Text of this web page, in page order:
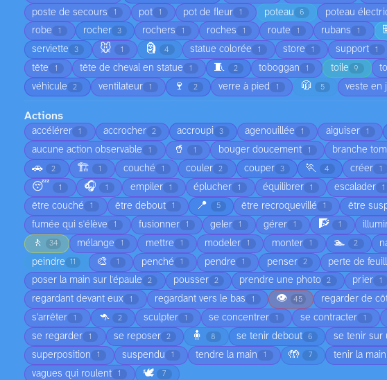
poste de secours 1 pot 1 pot de fleur 1 poteau 6 poteau
robe 1 rocher 3 rochers 1 roches 1 route 1 rubans 1
serviette 3 🐭 1 🗿 4 statue colorée 1 store 1 support 1
tête 1 tête de cheval en statue 1 🧵 2 toboggan 1 toile 9
véhicule 2 ventilateur 1 🍷 2 verre à pied 1 🧥 5 veste en
Actions
accélérer 1 accrocher 2 accroupi 3 agenouillée 1 aiguiser 1
aucune action observable 1 🥤 1 bouger doucement 1 branche
🚗 2 🏗️ 1 couché 1 couler 2 couper 3 🏃 4 créer 1
😴 1 🎧 1 empiler 1 éplucher 1 équilibrer 1 escalader 1
être couché 1 être debout 1 📍 5 être recroquevillé 1 être
fumée qui s'élève 1 fusionner 1 geler 1 gérer 1 🧗 1
🚶 34 mélange 1 mettre 1 modeler 1 monter 1 🏊 2
peindre 11 🎨 1 penché 1 pendre 1 penser 2 perte de
poser la main sur l'épaule 2 pousser 2 prendre une photo 2 prier 1
regardant devant eux 1 regardant vers le bas 1 👁️ 45 regarder de
s’arrêter 1 🦘 2 sculpter 1 se concentrer 1 se contracter 1
se regarder 1 se reposer 2 🧍 8 se tenir debout 6 se tenir sur
superposition 1 suspendu 1 tendre la main 1 🤲 7 tenir la main
vagues qui roulent 1 🕊️ 7